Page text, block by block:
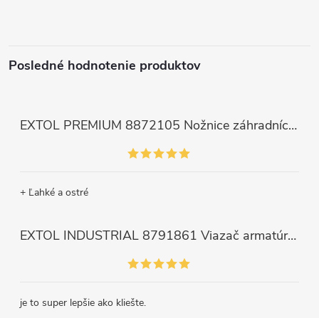
Posledné hodnotenie produktov
EXTOL PREMIUM 8872105 Nožnice záhradnícke dlhé úzke, 200mm, max. prestrih Ø6mm
+ Ľahké a ostré
EXTOL INDUSTRIAL 8791861 Viazač armatúr aku Share20V, bez aku, drôt 0,8mm, oko 8-34mm, bezuhlíkový motor
je to super lepšie ako kliešte.